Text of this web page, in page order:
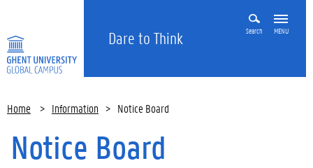
Dare to Think Search MENU
Home > Information > Notice Board
Notice Board